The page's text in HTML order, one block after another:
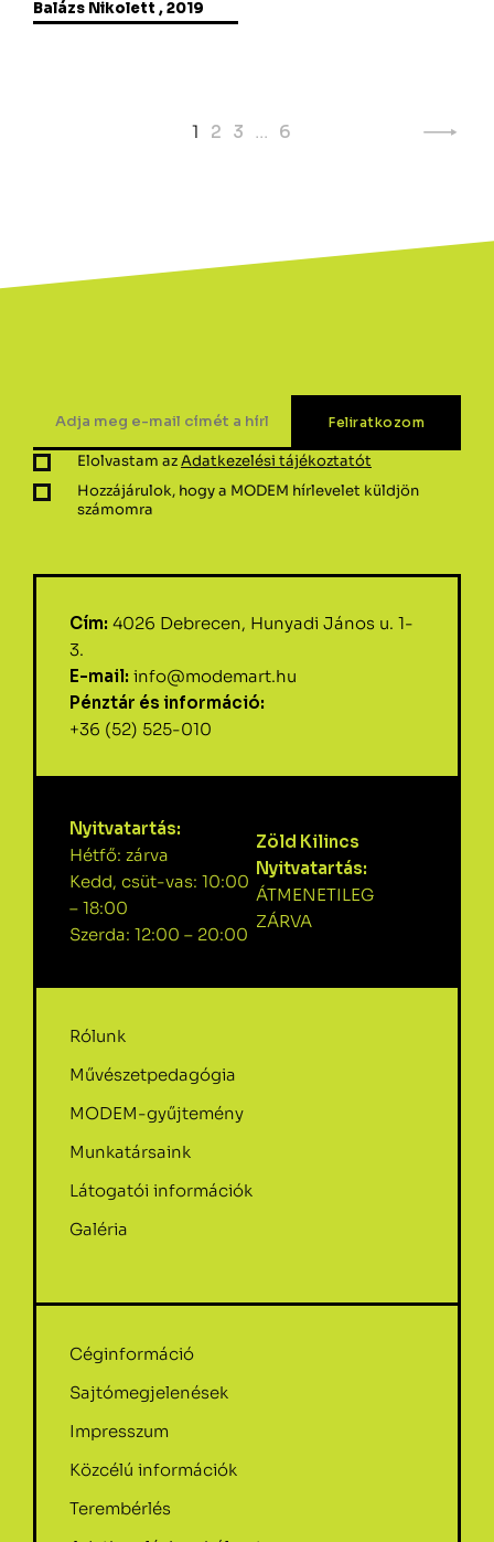
Balázs Nikolett , 2019
1 2 3 … 6
Elolvastam azAdatkezelési tájékoztatót
Hozzájárulok, hogy a MODEM hírlevelet küldjön
számomra
Cím: 4026 Debrecen, Hunyadi János u. 1-
3.
E-mail: info@modemart.hu
Pénztár és információ:
+36 (52) 525-010
Nyitvatartás:
Hétfő: zárva
Kedd, csüt-vas: 10:00
– 18:00
Szerda: 12:00 – 20:00
Zöld Kilincs
Nyitvatartás:
ÁTMENETILEG
ZÁRVA
Rólunk
Művészetpedagógia
MODEM-gyűjtemény
Munkatársaink
Látogatói információk
Galéria
Céginformáció
Sajtómegjelenések
Impresszum
Közcélú információk
Terembérlés